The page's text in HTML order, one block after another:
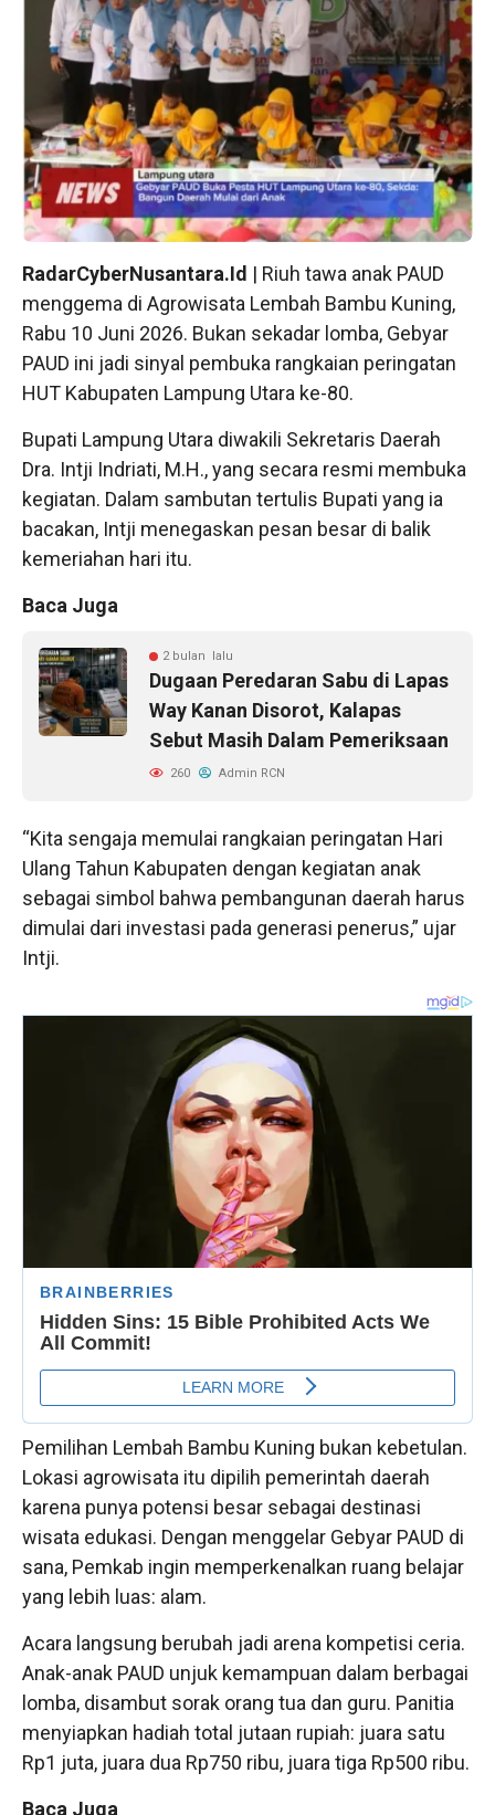
RadarCyberNusantara.Id | Riuh tawa anak PAUD
menggema di Agrowisata Lembah Bambu Kuning,
Rabu 10 Juni 2026. Bukan sekadar lomba, Gebyar
PAUD ini jadi sinyal pembuka rangkaian peringatan
HUT Kabupaten Lampung Utara ke-80.
Bupati Lampung Utara diwakili Sekretaris Daerah
Dra. Intji Indriati, M.H., yang secara resmi membuka
kegiatan. Dalam sambutan tertulis Bupati yang ia
bacakan, Intji menegaskan pesan besar di balik
kemeriahan hari itu.
Baca Juga
2 bulan lalu
Dugaan Peredaran Sabu di Lapas
Way Kanan Disorot, Kalapas
Sebut Masih Dalam Pemeriksaan
260 Admin RCN
“Kita sengaja memulai rangkaian peringatan Hari
Ulang Tahun Kabupaten dengan kegiatan anak
sebagai simbol bahwa pembangunan daerah harus
dimulai dari investasi pada generasi penerus,” ujar
Intji.
Pemilihan Lembah Bambu Kuning bukan kebetulan.
Lokasi agrowisata itu dipilih pemerintah daerah
karena punya potensi besar sebagai destinasi
wisata edukasi. Dengan menggelar Gebyar PAUD di
sana, Pemkab ingin memperkenalkan ruang belajar
yang lebih luas: alam.
Acara langsung berubah jadi arena kompetisi ceria.
Anak-anak PAUD unjuk kemampuan dalam berbagai
lomba, disambut sorak orang tua dan guru. Panitia
menyiapkan hadiah total jutaan rupiah: juara satu
Rp1 juta, juara dua Rp750 ribu, juara tiga Rp500 ribu.
Baca Juga